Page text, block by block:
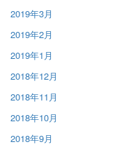
2019年3月
2019年2月
2019年1月
2018年12月
2018年11月
2018年10月
2018年9月